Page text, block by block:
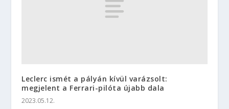
Leclerc ismét a pályán kívül varázsolt:
megjelent a Ferrari-pilóta újabb dala
2023.05.12.